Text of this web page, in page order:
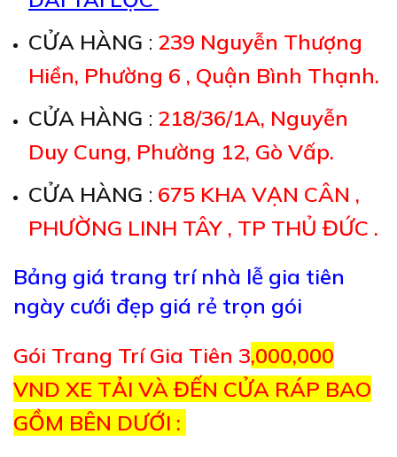
CỬA HÀNG : 239 Nguyễn Thượng
Hiền, Phường 6 , Quận Bình Thạnh.
CỬA HÀNG : 218/36/1A, Nguyễn
Duy Cung, Phường 12, Gò Vấp.
CỬA HÀNG : 675 KHA VẠN CÂN ,
PHƯỜNG LINH TÂY , TP THỦ ĐỨC .
Bảng giá trang trí nhà lễ gia tiên
ngày cưới đẹp giá rẻ trọn gói
Gói Trang Trí Gia Tiên 3,000,000
VND XE TẢI VÀ ĐẾN CỬA RÁP BAO
GỒM BÊN DƯỚI :